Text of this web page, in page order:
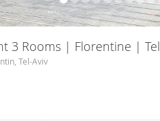
3 Rooms | Florentine |
Tel-Aviv